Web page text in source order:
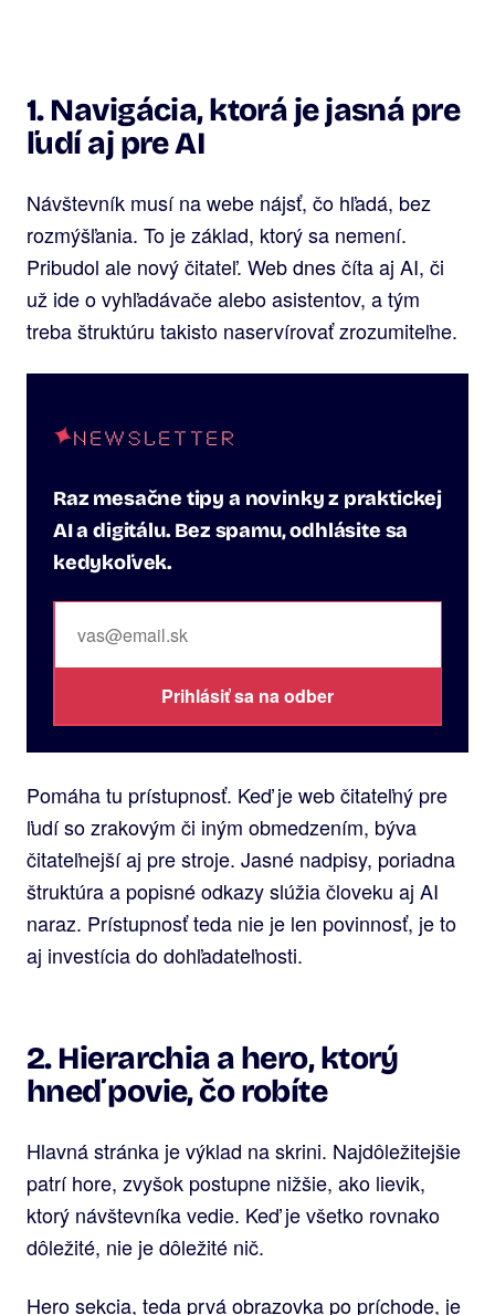
1. Navigácia, ktorá je jasná pre
ľudí aj pre AI
Návštevník musí na webe nájsť, čo hľadá, bez
rozmýšľania. To je základ, ktorý sa nemení.
Pribudol ale nový čitateľ. Web dnes číta aj AI, či
už ide o vyhľadávače alebo asistentov, a tým
treba štruktúru takisto naservírovať zrozumiteľne.
NEWSLETTER
Raz mesačne tipy a novinky z praktickej
AI a digitálu. Bez spamu, odhlásite sa
kedykoľvek.
Prihlásiť sa na odber
Pomáha tu prístupnosť. Keď je web čitateľný pre
ľudí so zrakovým či iným obmedzením, býva
čitateľnejší aj pre stroje. Jasné nadpisy, poriadna
štruktúra a popisné odkazy slúžia človeku aj AI
naraz. Prístupnosť teda nie je len povinnosť, je to
aj investícia do dohľadateľnosti.
2. Hierarchia a hero, ktorý
hneď povie, čo robíte
Hlavná stránka je výklad na skrini. Najdôležitejšie
patrí hore, zvyšok postupne nižšie, ako lievik,
ktorý návštevníka vedie. Keď je všetko rovnako
dôležité, nie je dôležité nič.
Hero sekcia, teda prvá obrazovka po príchode, je